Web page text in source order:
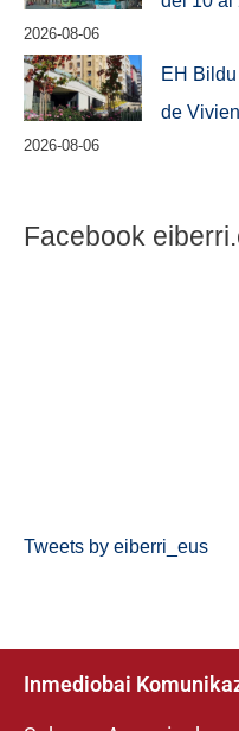
2026-08-06
EH
de
2026-08-06
Facebook
Tweets by eiberri_eus
Inmediobai